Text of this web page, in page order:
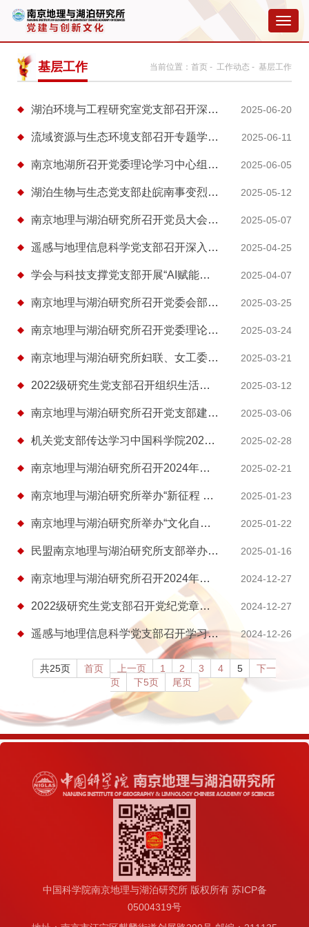
切
换
航
基层工作 当前位置： 首页 - 工作动态 - 基层工作
湖泊环境与工程研究室党支部召开深入贯彻中央八项规定精神学习教育会议 2025-06-20
流域资源与生态环境支部召开专题学习会 深入学习贯彻中央八项规定精神 2025-06-11
南京地湖所召开党委理论学习中心组（扩大）专题学习会 深入学习中央八项规定精神 2025-06-05
湖泊生物与生态党支部赴皖南事变烈士陵园开展“铭记历史、砥砺前行”主题党日活动 2025-05-12
南京地理与湖泊研究所召开党员大会选举产生新一届党委和纪委 2025-05-07
遥感与地理信息科学党支部召开深入理解三项纪律专题党课报告会 2025-04-25
学会与科技支撑党支部开展“AI赋能科技创新”主题党日活动 2025-04-07
南京地理与湖泊研究所召开党委会部署启动深入贯彻中央八项规定精神学习教育工作 2025-03-25
南京地理与湖泊研究所召开党委理论学习中心组（扩大）学习会，传达学习习近平总书... 2025-03-24
南京地理与湖泊研究所妇联、女工委开展科苑女性活动月“用心用情•温暖守护”主题活动 2025-03-21
2022级研究生党支部召开组织生活会暨民主评议党员大会 2025-03-12
南京地理与湖泊研究所召开党支部建设交流推进会 2025-03-06
机关党支部传达学习中国科学院2025年度工作会议精神 2025-02-28
南京地理与湖泊研究所召开2024年度民主生活会暨巡视整改专题民主生活会 2025-02-21
南京地理与湖泊研究所举办“新征程 再出发”2025年新春联欢会 2025-01-23
南京地理与湖泊研究所举办“文化自信促科研 翰墨共筑地湖梦”新春特别活动 2025-01-22
民盟南京地理与湖泊研究所支部举办2025年新年联欢活动 2025-01-16
南京地理与湖泊研究所召开2024年度基层党组织述职评议会 2024-12-27
2022级研究生党支部召开党纪党章专题学习会 2024-12-27
遥感与地理信息科学党支部召开学习《中国共产党章程》专题党课报告会 2024-12-26
共25页 首页 上一页 1 2 3 4 5
下一
页
下5页 尾页
中国科学院南京地理与湖泊研究所 版权所有 苏ICP备
05004319号